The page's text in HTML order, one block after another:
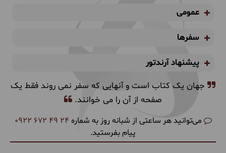
عمومی
سفرها
پیشنهاد آرندتور
جهان یک کتاب است و آنهایی که سفر نمی روند فقط یک
صفحه از آن را می خوانند.
می‌توانید هر ساعتی از شبانه روز به شماره 0922 672 49 24
پیام بفرستید.